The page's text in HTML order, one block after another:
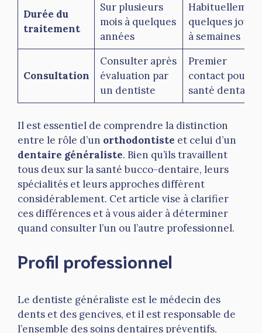
Durée du
traitement
Sur plusieurs
mois à quelques
années
quelques jours
à semaines
Consultation
Consulter après
évaluation par
un dentiste
Premier
contact pour la
santé dentaire
Il est essentiel de comprendre la distinction
entre le rôle d’un orthodontiste et celui d’un
dentaire généraliste. Bien qu’ils travaillent
tous deux sur la santé bucco-dentaire, leurs
spécialités et leurs approches diffèrent
considérablement. Cet article vise à clarifier
ces différences et à vous aider à déterminer
quand consulter l’un ou l’autre professionnel.
Profil professionnel
Le dentiste généraliste est le médecin des
dents et des gencives, et il est responsable de
l’ensemble des soins dentaires préventifs,